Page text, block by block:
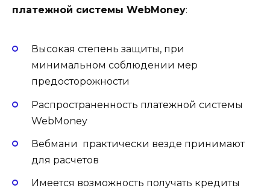
платежной системы WebMoney:
Высокая степень защиты, при
минимальном соблюдении мер
предосторожности
Распространенность платежной системы
WebMoney
Вебмани практически везде принимают
для расчетов
Имеется возможность получать кредиты